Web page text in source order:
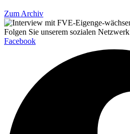
Zum Archiv
Folgen Sie unserem sozialen Netzwerk
Facebook